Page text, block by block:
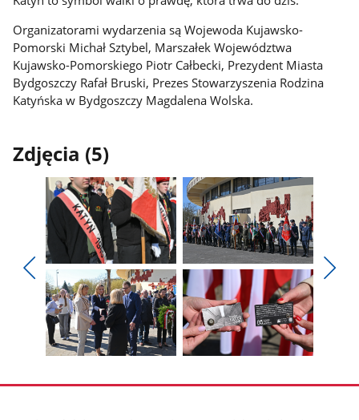
Organizatorami wydarzenia są Wojewoda Kujawsko-
Pomorski Michał Sztybel, Marszałek Województwa
Kujawsko-Pomorskiego Piotr Całbecki, Prezydent Miasta
Bydgoszczy Rafał Bruski, Prezes Stowarzyszenia Rodzina
Katyńska w Bydgoszczy Magdalena Wolska.
Zdjęcia (5)
Pokaż
poprzednie
zdjęcia
Pokaż
zdjęcie
1
z
galerii.
Pokaż
zdjęcie
2
z
galerii.
zdjęcie
zdjęcie